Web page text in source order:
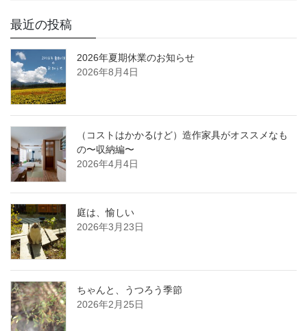
最近の投稿
2026年夏期休業のお知らせ
2026年8月4日
（コストはかかるけど）造作家具がオススメなも
の〜収納編〜
2026年4月4日
庭は、愉しい
2026年3月23日
ちゃんと、うつろう季節
2026年2月25日